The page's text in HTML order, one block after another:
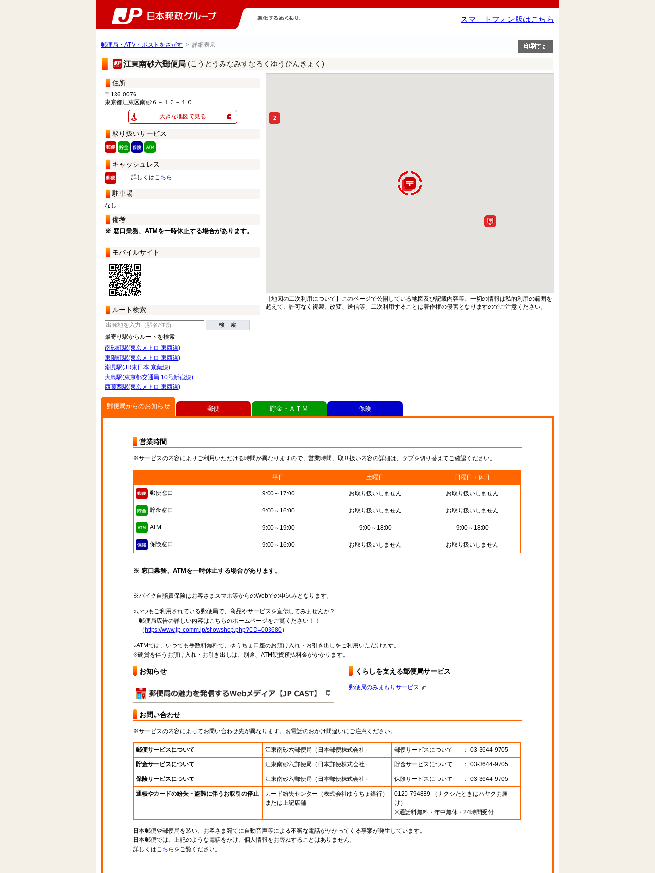
スマートフォン版はこちら
郵便局・ATM・ポストをさがす > 詳細表示
江東南砂六郵便局 (こうとうみなみすなろくゆうびんきょく)
住所
〒136-0076
東京都江東区南砂６－１０－１０
大きな地図で見る
取り扱いサービス
キャッシュレス
詳しくはこちら
駐車場
なし
備考
※ 窓口業務、ATMを一時休止する場合があります。
モバイルサイト
ルート検索
検 索
最寄り駅からルートを検索
南砂町駅(東京メトロ 東西線)
東陽町駅(東京メトロ 東西線)
潮見駅(JR東日本 京葉線)
大島駅(東京都交通局 10号新宿線)
西葛西駅(東京メトロ 東西線)
2
【地図の二次利用について】このページで公開している地図及び記載内容等、一切の情報は私的利用の範囲を
超えて、許可なく複製、改変、送信等、二次利用することは著作権の侵害となりますのでご注意ください。
郵便局からのお知らせ
営業時間
※サービスの内容によりご利用いただける時間が異なりますので、営業時間、取り扱い内容の詳細は、タブを切り替えてご確認ください。
平日 土曜日 日曜日・休日
郵便窓口 9:00～17:00 お取り扱いしません お取り扱いしません
貯金窓口 9:00～16:00 お取り扱いしません お取り扱いしません
ATM 9:00～19:00 9:00～18:00 9:00～18:00
保険窓口 9:00～16:00 お取り扱いしません お取り扱いしません
※ 窓口業務、ATMを一時休止する場合があります。
※バイク自賠責保険はお客さまスマホ等からのWebでの申込みとなります。
○いつもご利用されている郵便局で、商品やサービスを宣伝してみませんか？
郵便局広告の詳しい内容はこちらのホームページをご覧ください！！
（ https://www.jp-comm.jp/showshop.php?CD=003680）
○ATMでは、いつでも手数料無料で、ゆうちょ口座のお預け入れ・お引き出しをご利用いただけます。
※硬貨を伴うお預け入れ・お引き出しは、別途、ATM硬貨預払料金がかかります。
お知らせ くらしを支える郵便局サービス
郵便局のみまもりサービス
お問い合わせ
※サービスの内容によってお問い合わせ先が異なります。お電話のおかけ間違いにご注意ください。
郵便サービスについて 江東南砂六郵便局 （日本郵便株式会社） 郵便サービスについて ： 03-3644-9705
貯金サービスについて 江東南砂六郵便局 （日本郵便株式会社） 貯金サービスについて ： 03-3644-9705
保険サービスについて 江東南砂六郵便局 （日本郵便株式会社） 保険サービスについて ： 03-3644-9705
通帳やカードの紛失・盗難に伴うお取引の停止 カード紛失センター （株式会社ゆうちょ銀行）
または上記店舗
0120-794889 （ナクシたときはハヤクお届
け）
※通話料無料・年中無休・24時間受付
日本郵便や郵便局を装い、お客さま宛てに自動音声等による不審な電話がかかってくる事案が発生しています。
日本郵便では、上記のような電話をかけ、個人情報をお尋ねすることはありません。
詳しくはこちら をご覧ください。
郵便 貯金・ＡＴＭ 保険